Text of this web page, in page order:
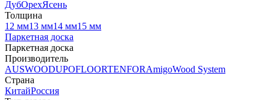
ДубОрехЯсень
Толщина
12 мм13 мм14 мм15 мм
Паркетная доска
Паркетная доска
Производитель
AUSWOODUPOFLOORTENFORAmigoWood System
Страна
КитайРоссия